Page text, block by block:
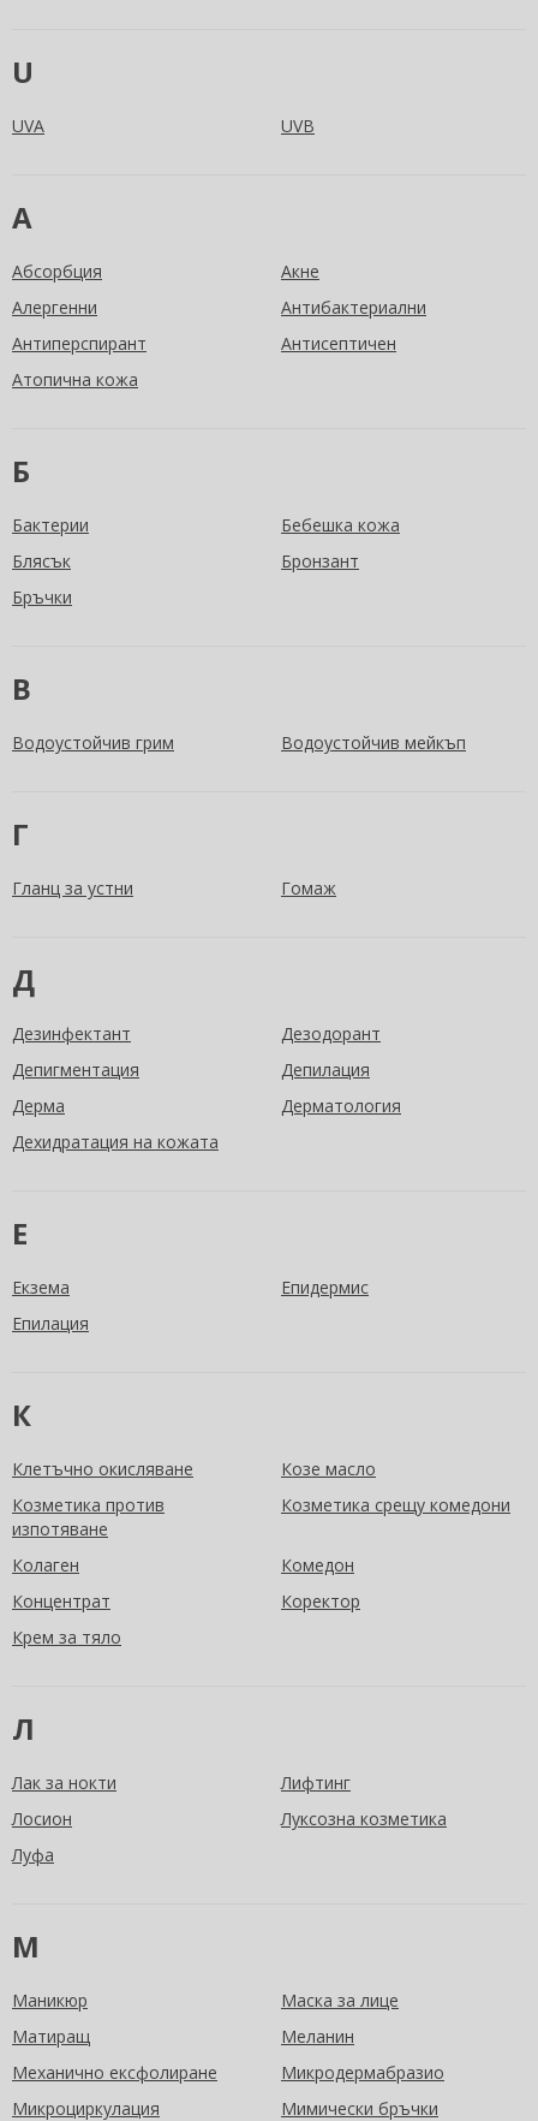
U
UVA UVB
А
Абсорбция
Акне
Алергенни
Антибактериални
Антиперспирант
Антисептичен
Атопична кожа
Б
Бактерии
Бебешка кожа
Блясък
Бронзант
Бръчки
В
Водоустойчив грим Водоустойчив мейкъп
Г
Гланц за устни Гомаж
Д
Дезинфектант
Дезодорант
Депигментация
Депилация
Дерма
Дерматология
Дехидратация на кожата
Е
Екзема
Епидермис
Епилация
К
Клетъчно окисляване
Козе масло
Козметика против
изпотяване
Козметика срещу комедони
Колаген
Комедон
Концентрат
Коректор
Крем за тяло
Л
Лак за нокти
Лифтинг
Лосион
Луксозна козметика
Луфа
М
Маникюр
Маска за лице
Матиращ
Меланин
Механично ексфолиране
Микродермабразио
Микроциркулация
Мимически бръчки